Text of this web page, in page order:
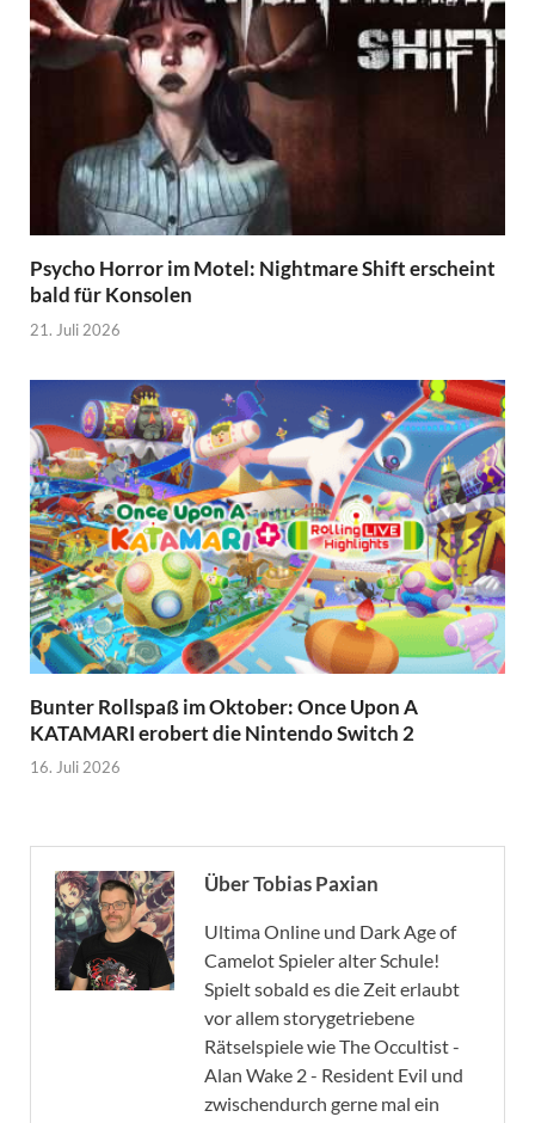
Psycho Horror im Motel: Nightmare Shift erscheint
bald für Konsolen
21. Juli 2026
Bunter Rollspaß im Oktober: Once Upon A
KATAMARI erobert die Nintendo Switch 2
16. Juli 2026
Über Tobias Paxian
Ultima Online und Dark Age of
Camelot Spieler alter Schule!
Spielt sobald es die Zeit erlaubt
vor allem storygetriebene
Rätselspiele wie The Occultist -
Alan Wake 2 - Resident Evil und
zwischendurch gerne mal ein